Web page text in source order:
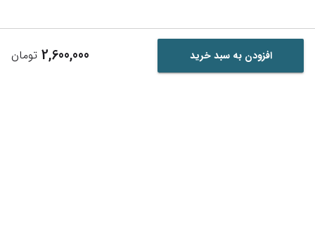
افزودن به سبد خرید 2,600,000 تومان